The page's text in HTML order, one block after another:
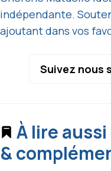
indépendante.
ajoutant dans vos
Suivez nous
À lire
&